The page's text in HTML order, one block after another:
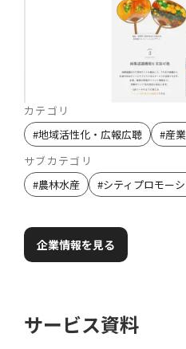
カテゴリ
#地域活性化・広報広聴 #産
サブカテゴリ
#農林水産 #シティプロモー
企業情報を見る
サービス資料